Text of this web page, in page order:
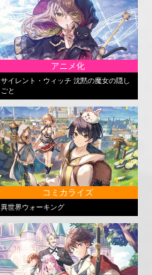
アニメ化
サイレント・ウィッチ 沈黙の魔女の隠し
ごと
コミカライズ
異世界ウォーキング